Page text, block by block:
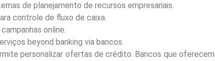
de planejamento de recursos empresariais.
controle de fluxo de caixa.
online.
beyond banking via bancos.
personalizar ofertas de crédito. Bancos que oferecem